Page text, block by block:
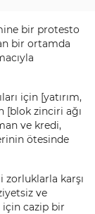
bir protesto
bir ortamda
için [yatırım,
[blok zinciri ağı
ve kredi,
ötesinde
karşı
ve
için cazip bir